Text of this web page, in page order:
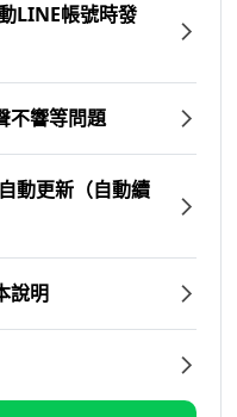
LINE帳號時發
不響等問題
動更新（自動續
說明